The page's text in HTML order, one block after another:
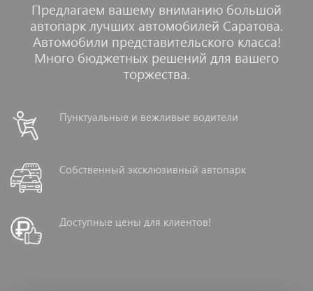
Предлагаем вашему вниманию большой
автопарк лучших автомобилей Саратова.
Автомобили представительского класса!
Много бюджетных решений для вашего
торжества.
Пунктуальные и вежливые водители
Собственный эксклюзивный автопарк
Доступные цены для клиентов!